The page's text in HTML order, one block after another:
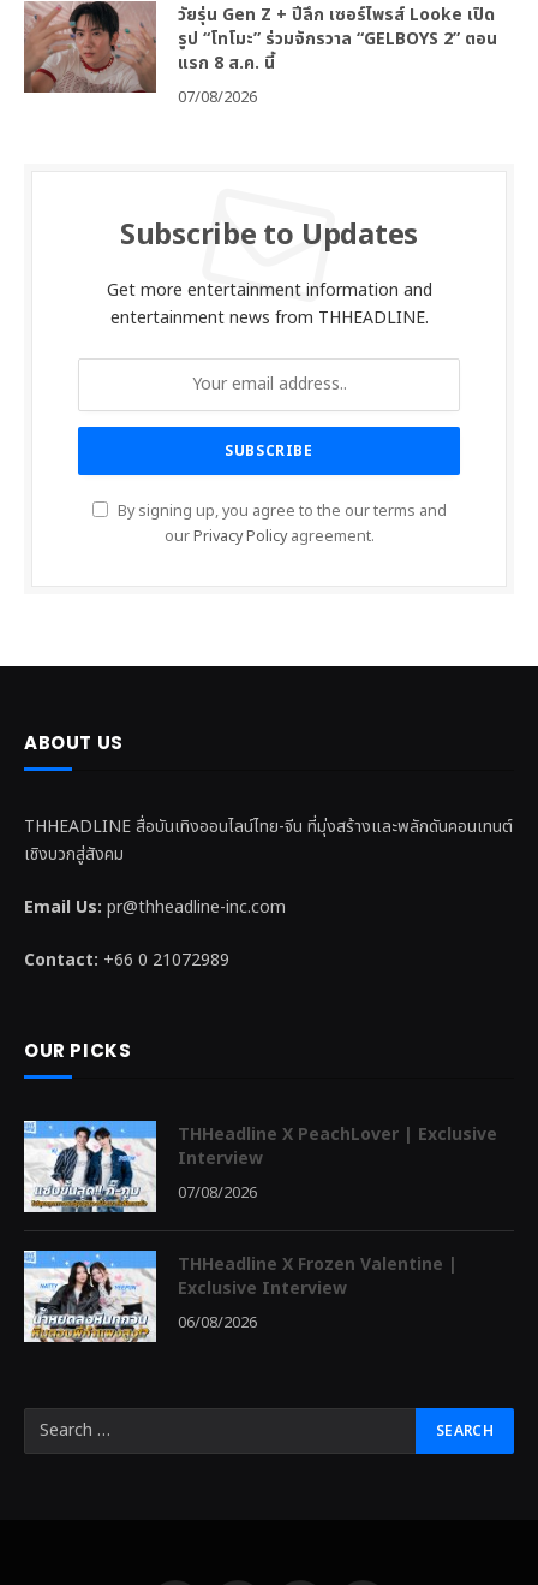
วัยรุ่น Gen Z + ปีลึก เซอร์ไพรส์ Looke เปิด
รูป “โทโมะ” ร่วมจักรวาล “GELBOYS 2” ตอน
แรก 8 ส.ค. นี้
07/08/2026
Subscribe to Updates
Get more entertainment information and
entertainment news from THHEADLINE.
By signing up, you agree to the our terms and
ourPrivacy Policyagreement.
ABOUT US
THHEADLINE สื่อบันเทิงออนไลน์ไทย-จีน ที่มุ่งสร้างและพลักดันคอนเทนต์
เชิงบวกสู่สังคม
Email Us: pr@thheadline-inc.com
Contact: +66 0 21072989
OUR PICKS
THHeadline X PeachLover | Exclusive
Interview
07/08/2026
THHeadline X Frozen Valentine |
Exclusive Interview
06/08/2026